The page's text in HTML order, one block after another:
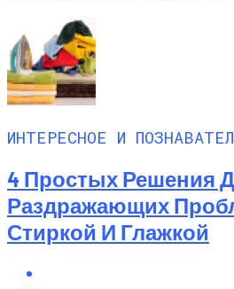
ИНТЕРЕСНОЕ И
4 Простых Решения
Раздражающих
Стиркой И Глажкой